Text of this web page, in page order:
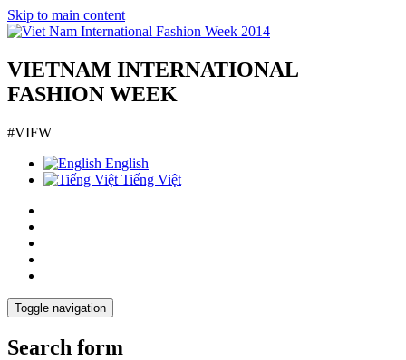
Skip to main content
VIETNAM INTERNATIONAL
FASHION WEEK
#VIFW
English
Tiếng Việt
Toggle navigation
Search form